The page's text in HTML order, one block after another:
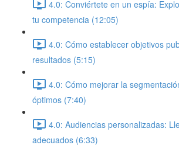
4.0: Conviértete en un espía:
tu competencia (12:05)
4.0: Cómo establecer objetivos
resultados (5:15)
4.0: Cómo mejorar la
óptimos (7:40)
4.0: Audiencias personalizadas:
adecuados (6:33)